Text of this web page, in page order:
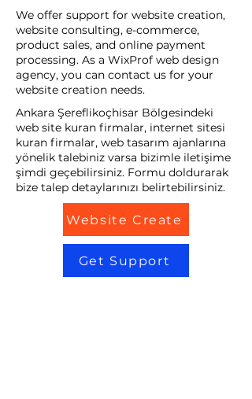
We offer support for website creation,
website consulting, e-commerce,
product sales, and online payment
processing. As a WixProf web design
agency, you can contact us for your
website creation needs.
Ankara Şereflikoçhisar Bölgesindeki
web site kuran firmalar, internet sitesi
kuran firmalar, web tasarım ajanlarına
yönelik talebiniz varsa bizimle iletişime
şimdi geçebilirsiniz. Formu doldurarak
bize talep detaylarınızı belirtebilirsiniz.
Website Create
Get Support